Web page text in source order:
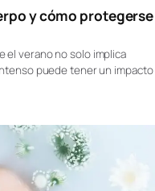
y cómo protegerse
el verano no solo implica
puede tener un impacto